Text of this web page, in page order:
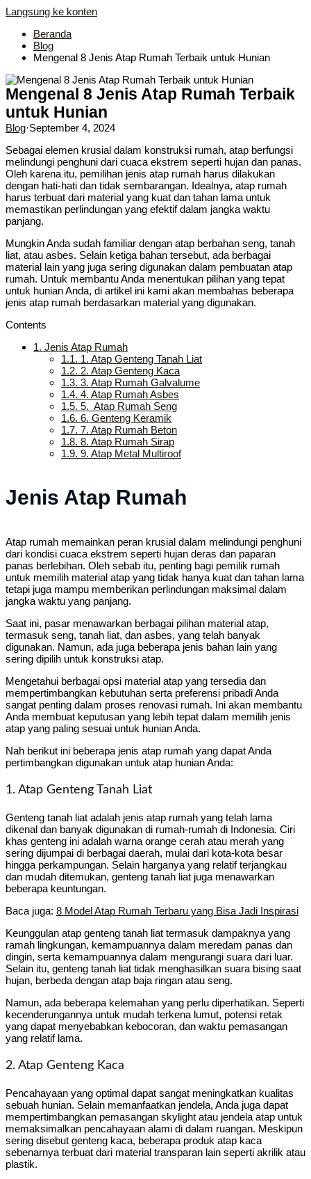
Langsung ke konten
Beranda
Blog
Mengenal 8 Jenis Atap Rumah Terbaik untuk Hunian
Mengenal 8 Jenis Atap Rumah Terbaik
untuk Hunian
Blog·September 4, 2024
Sebagai elemen krusial dalam konstruksi rumah, atap berfungsi
melindungi penghuni dari cuaca ekstrem seperti hujan dan panas.
Oleh karena itu, pemilihan jenis atap rumah harus dilakukan
dengan hati-hati dan tidak sembarangan. Idealnya, atap rumah
harus terbuat dari material yang kuat dan tahan lama untuk
memastikan perlindungan yang efektif dalam jangka waktu
panjang.
Mungkin Anda sudah familiar dengan atap berbahan seng, tanah
liat, atau asbes. Selain ketiga bahan tersebut, ada berbagai
material lain yang juga sering digunakan dalam pembuatan atap
rumah. Untuk membantu Anda menentukan pilihan yang tepat
untuk hunian Anda, di artikel ini kami akan membahas beberapa
jenis atap rumah berdasarkan material yang digunakan.
Contents
1. Jenis Atap Rumah
1.1. 1. Atap Genteng Tanah Liat
1.2. 2. Atap Genteng Kaca
1.3. 3. Atap Rumah Galvalume
1.4. 4. Atap Rumah Asbes
1.5. 5. Atap Rumah Seng
1.6. 6. Genteng Keramik
1.7. 7. Atap Rumah Beton
1.8. 8. Atap Rumah Sirap
1.9. 9. Atap Metal Multiroof
Jenis Atap Rumah
Atap rumah memainkan peran krusial dalam melindungi penghuni
dari kondisi cuaca ekstrem seperti hujan deras dan paparan
panas berlebihan. Oleh sebab itu, penting bagi pemilik rumah
untuk memilih material atap yang tidak hanya kuat dan tahan lama
tetapi juga mampu memberikan perlindungan maksimal dalam
jangka waktu yang panjang.
Saat ini, pasar menawarkan berbagai pilihan material atap,
termasuk seng, tanah liat, dan asbes, yang telah banyak
digunakan. Namun, ada juga beberapa jenis bahan lain yang
sering dipilih untuk konstruksi atap.
Mengetahui berbagai opsi material atap yang tersedia dan
mempertimbangkan kebutuhan serta preferensi pribadi Anda
sangat penting dalam proses renovasi rumah. Ini akan membantu
Anda membuat keputusan yang lebih tepat dalam memilih jenis
atap yang paling sesuai untuk hunian Anda.
Nah berikut ini beberapa jenis atap rumah yang dapat Anda
pertimbangkan digunakan untuk atap hunian Anda:
1. Atap Genteng Tanah Liat
Genteng tanah liat adalah jenis atap rumah yang telah lama
dikenal dan banyak digunakan di rumah-rumah di Indonesia. Ciri
khas genteng ini adalah warna orange cerah atau merah yang
sering dijumpai di berbagai daerah, mulai dari kota-kota besar
hingga perkampungan. Selain harganya yang relatif terjangkau
dan mudah ditemukan, genteng tanah liat juga menawarkan
beberapa keuntungan.
Baca juga: 8 Model Atap Rumah Terbaru yang Bisa Jadi Inspirasi
Keunggulan atap genteng tanah liat termasuk dampaknya yang
ramah lingkungan, kemampuannya dalam meredam panas dan
dingin, serta kemampuannya dalam mengurangi suara dari luar.
Selain itu, genteng tanah liat tidak menghasilkan suara bising saat
hujan, berbeda dengan atap baja ringan atau seng.
Namun, ada beberapa kelemahan yang perlu diperhatikan. Seperti
kecenderungannya untuk mudah terkena lumut, potensi retak
yang dapat menyebabkan kebocoran, dan waktu pemasangan
yang relatif lama.
2. Atap Genteng Kaca
Pencahayaan yang optimal dapat sangat meningkatkan kualitas
sebuah hunian. Selain memanfaatkan jendela, Anda juga dapat
mempertimbangkan pemasangan skylight atau jendela atap untuk
memaksimalkan pencahayaan alami di dalam ruangan. Meskipun
sering disebut genteng kaca, beberapa produk atap kaca
sebenarnya terbuat dari material transparan lain seperti akrilik atau
plastik.